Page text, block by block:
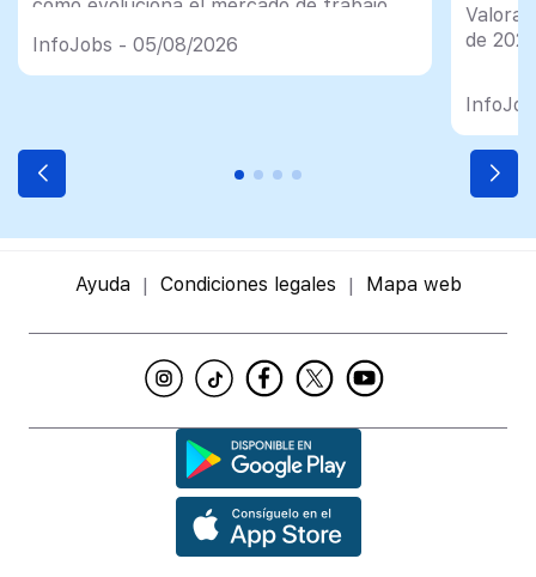
cómo evoluciona el mercado de trabajo
InfoJobs - 05/08/2026
de
Ayuda Condiciones legales Mapa web